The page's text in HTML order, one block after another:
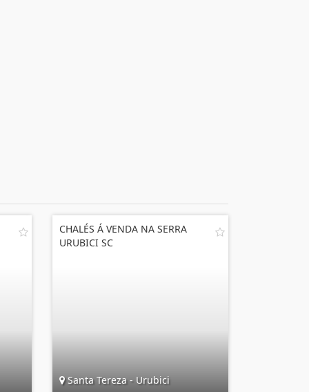
CHALÉS Á VENDA NA SERRA
URUBICI SC
Santa Tereza - Urubici